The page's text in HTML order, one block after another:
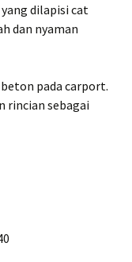
dilapisi cat
dan nyaman
pada carport.
rincian sebagai